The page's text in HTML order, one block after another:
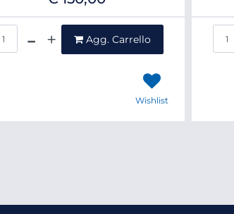
Agg. Carrello
Wishlist